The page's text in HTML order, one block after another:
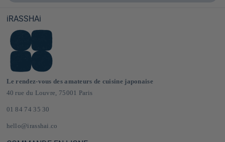
iRASSHAi
Le rendez-vous des amateurs de cuisine japonaise
40 rue du Louvre, 75001 Paris
01 84 74 35 30
hello@irasshai.co